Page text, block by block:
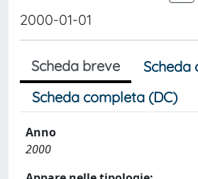
2000-01-01
Scheda breve
Scheda
Scheda completa (DC)
Anno
2000